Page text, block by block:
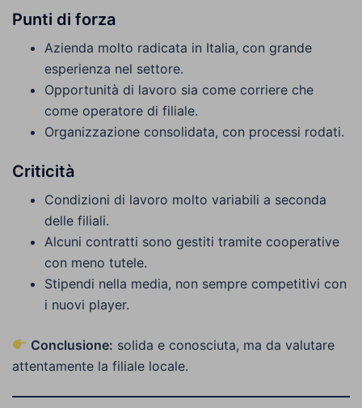
Punti di forza
Azienda molto radicata in Italia, con grande
esperienza nel settore.
Opportunità di lavoro sia come corriere che
come operatore di filiale.
Organizzazione consolidata, con processi rodati.
Criticità
Condizioni di lavoro molto variabili a seconda
delle filiali.
Alcuni contratti sono gestiti tramite cooperative
con meno tutele.
Stipendi nella media, non sempre competitivi con
i nuovi player.
Conclusione: solida e conosciuta, ma da valutare
attentamente la filiale locale.